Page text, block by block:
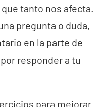
tanto nos afecta.
pregunta o duda,
en la parte de
responder a tu
para mejorar